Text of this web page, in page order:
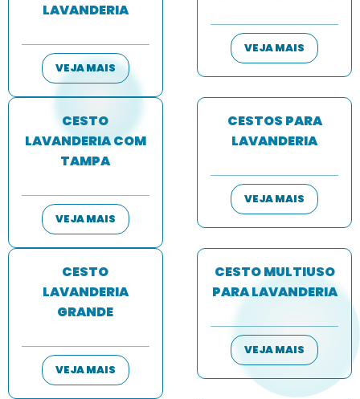
LAVANDERIA
VEJA MAIS
VEJA MAIS
CESTO
LAVANDERIA COM
TAMPA
VEJA MAIS
CESTOS PARA
LAVANDERIA
VEJA MAIS
CESTO
LAVANDERIA
GRANDE
VEJA MAIS
CESTO MULTIUSO
PARA LAVANDERIA
VEJA MAIS